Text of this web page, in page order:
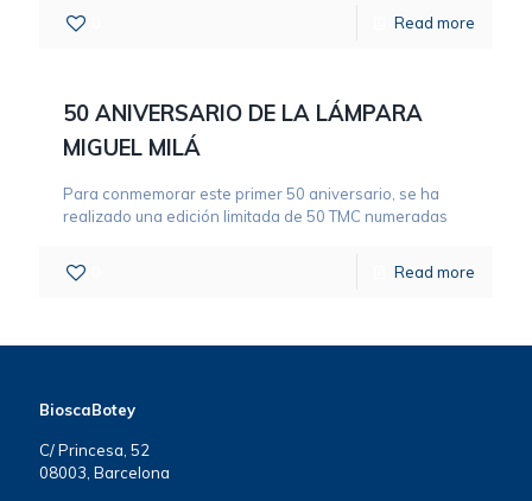
Read more
50 ANIVERSARIO DE LA LÁMPARA
MIGUEL MILÁ
Para conmemorar este primer 50 aniversario, se ha
realizado una edición limitada de 50 TMC numeradas
Read more
BioscaBotey
C/ Princesa, 52
08003, Barcelona